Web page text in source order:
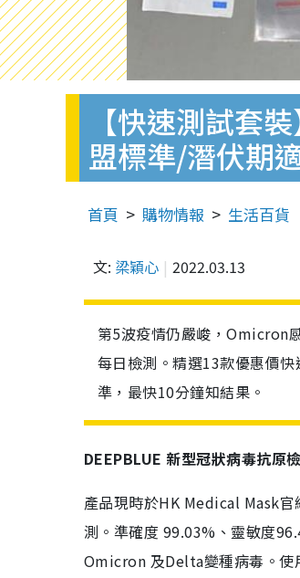
【快速測試套
盟標準/潛伏期
首頁 購物情報 生活百貨
文: 梁穎心 2022.03.13
第5波疫情仍嚴峻，Omicron
每日檢測。精選13款優惠價
準，最快10分鐘知結果。
DEEPBLUE 新型冠狀病毒抗原
產品現時於HK Medical Mask
測。準確度 99.03%、靈敏度
Omicron 及Delta變種病毒。使